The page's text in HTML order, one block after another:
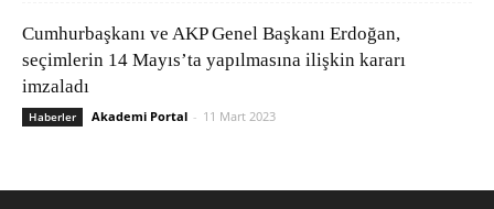
Cumhurbaşkanı ve AKP Genel Başkanı Erdoğan,
seçimlerin 14 Mayıs’ta yapılmasına ilişkin kararı
imzaladı
Haberler Akademi Portal - 11 Mart 2023